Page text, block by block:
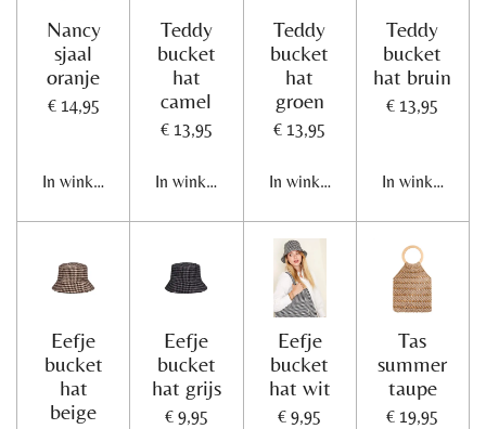
Nancy
sjaal
oranje
€ 14,95
In winkelwagen
Teddy
bucket
hat
camel
€ 13,95
In winkelwagen
Teddy
bucket
hat
groen
€ 13,95
In winkelwagen
Teddy
bucket
hat bruin
€ 13,95
In
Eefje
bucket
hat
beige
Eefje
bucket
hat grijs
€ 9,95
Eefje
bucket
hat wit
€ 9,95
Tas
summer
taupe
€ 19,95